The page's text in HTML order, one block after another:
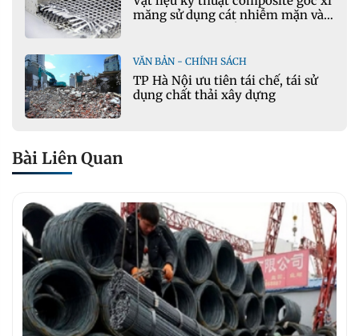
măng sử dụng cát nhiễm mặn và
VĂN BẢN - CHÍNH SÁCH
TP Hà Nội ưu tiên tái chế, tái sử
dụng chất thải xây dựng
Bài Liên Quan